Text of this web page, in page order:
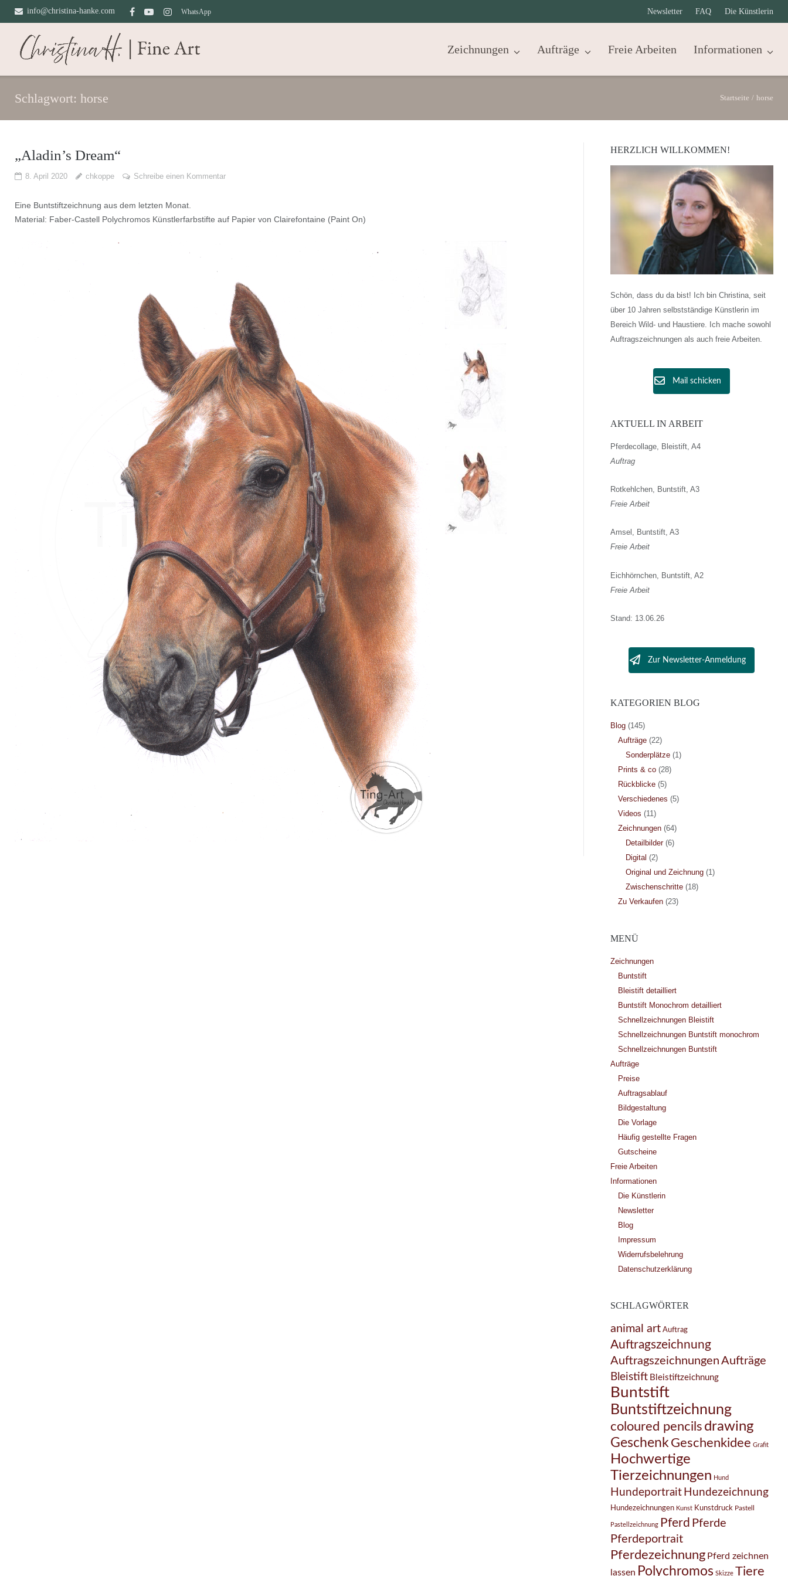
Direkt
info@christina-hanke.com WhatsApp Newsletter FAQ Die Künstlerin
Zeichnungen Aufträge Freie Arbeiten Informationen
Schlagwort: horse Startseite / horse
„Aladin’s Dream“
8. April 2020 chkoppe Schreibe einen Kommentar
Eine Buntstiftzeichnung aus dem letzten Monat.
Material: Faber-Castell Polychromos Künstlerfarbstifte auf Papier von Clairefontaine (Paint On)
HERZLICH WILLKOMMEN!
Schön, dass du da bist! Ich bin Christina, seit
über 10 Jahren selbstständige Künstlerin im
Bereich Wild- und Haustiere. Ich mache sowohl
Auftragszeichnungen als auch freie Arbeiten.
Mail schicken
AKTUELL IN ARBEIT
Pferdecollage, Bleistift, A4
Auftrag
Rotkehlchen, Buntstift, A3
Freie Arbeit
Amsel, Buntstift, A3
Freie Arbeit
Eichhörnchen, Buntstift, A2
Freie Arbeit
Stand: 13.06.26
Zur Newsletter-Anmeldung
KATEGORIEN BLOG
Blog(145)
Aufträge(22)
Sonderplätze(1)
Prints & co(28)
Rückblicke(5)
Verschiedenes (5)
Videos (11)
Zeichnungen(64)
Detailbilder(6)
Digital (2)
Original und Zeichnung(1)
Zwischenschritte(18)
Zu Verkaufen(23)
MENÜ
Zeichnungen
Buntstift
Bleistift detailliert
Buntstift Monochrom detailliert
Schnellzeichnungen Bleistift
Schnellzeichnungen Buntstift monochrom
Schnellzeichnungen Buntstift
Aufträge
Preise
Auftragsablauf
Bildgestaltung
Die Vorlage
Häufig gestellte Fragen
Gutscheine
Freie Arbeiten
Informationen
Die Künstlerin
Newsletter
Blog
Impressum
Widerrufsbelehrung
Datenschutzerklärung
SCHLAGWÖRTER
animal art Auftrag
Auftragszeichnung
Auftragszeichnungen Aufträge
Bleistift Bleistiftzeichnung
Buntstift
Buntstiftzeichnung
coloured pencils drawing
Geschenk Geschenkidee Grafit
Hochwertige
Tierzeichnungen Hund
Hundeportrait Hundezeichnung
Hundezeichnungen Kunst Kunstdruck Pastell
Pastellzeichnung Pferd Pferde
Pferdeportrait
Pferdezeichnung Pferd zeichnen
lassen Polychromos Skizze Tiere